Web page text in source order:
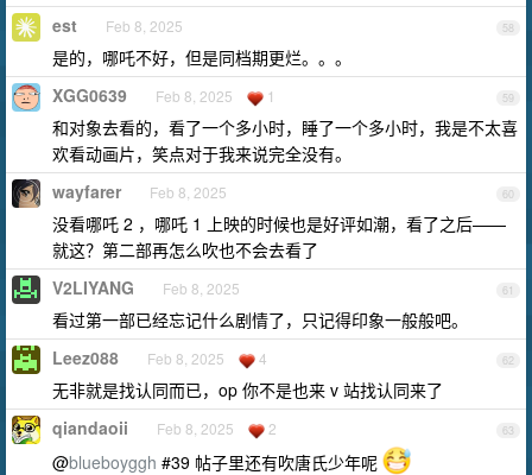
58
est Feb 8, 2025
是的，哪吒不好，但是同档期更烂。。。
59
XGG0639 Feb 8, 2025 1
和对象去看的，看了一个多小时，睡了一个多小时，我是不太喜
欢看动画片，笑点对于我来说完全没有。
60
wayfarer Feb 8, 2025
没看哪吒 2 ，哪吒 1 上映的时候也是好评如潮，看了之后——
就这？第二部再怎么吹也不会去看了
61
V2LIYANG Feb 8, 2025
看过第一部已经忘记什么剧情了，只记得印象一般般吧。
62
Leez088 Feb 8, 2025 4
无非就是找认同而已，op 你不是也来 v 站找认同来了
63
qiandaoii Feb 8, 2025 2
@blueboyggh #39 帖子里还有吹唐氏少年呢